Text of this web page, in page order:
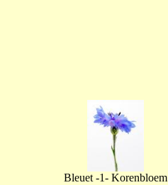
Bleuet -1- Korenbloem